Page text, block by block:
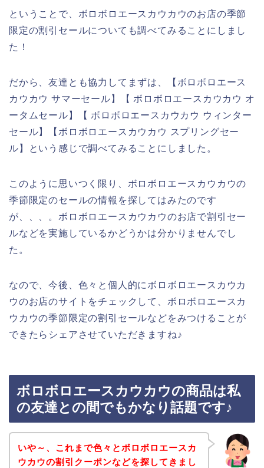
ということで、ボロボロエースカウカウのお店の季節
限定の割引セールについても調べてみることにしまし
た！
だから、友達とも協力してまずは、【ボロボロエース
カウカウ サマーセール】【 ボロボロエースカウカウ オ
ータムセール】【 ボロボロエースカウカウ ウィンター
セール】【ボロボロエースカウカウ スプリングセー
ル】という感じで調べてみることにしました。
このように思いつく限り、ボロボロエースカウカウの
季節限定のセールの情報を探してはみたのです
が、、、。ボロボロエースカウカウのお店で割引セー
ルなどを実施しているかどうかは分かりませんでし
た。
なので、今後、色々と個人的にボロボロエースカウカ
ウのお店のサイトをチェックして、ボロボロエースカ
ウカウの季節限定の割引セールなどをみつけることが
できたらシェアさせていただきますね♪
ボロボロエースカウカウの商品は私
の友達との間でもかなり話題です♪
いや～、これまで色々とボロボロエースカ
ウカウの割引クーポンなどを探してきまし